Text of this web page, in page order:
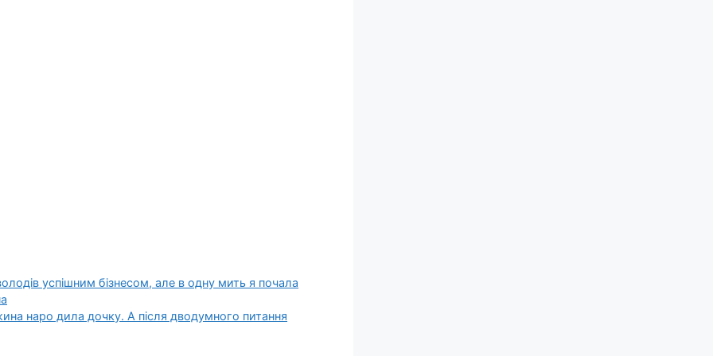
успішним бізнесом, але в одну мить я почала
наро дила дочку. А після дводумного питання